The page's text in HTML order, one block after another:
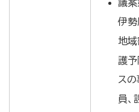
議
伊勢
地
護予
スの
員、